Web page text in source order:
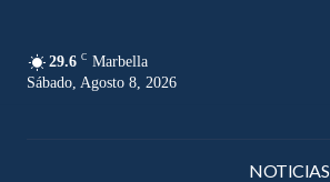
29.6 C Marbella
Sábado, Agosto 8, 2026
NOTICIAS